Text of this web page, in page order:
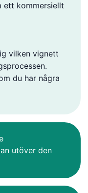
ett kommersiellt
vilken vignett
du har några
utöver den